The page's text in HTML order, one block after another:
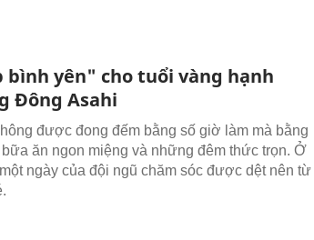
yên" cho tuổi vàng hạnh
Đông Asahi
được đong đếm bằng số giờ làm mà bằng
ăn ngon miệng và những đêm thức trọn. Ở
ngày của đội ngũ chăm sóc được dệt nên từ